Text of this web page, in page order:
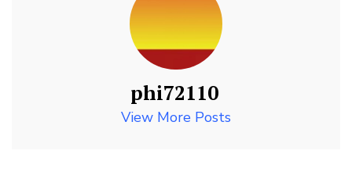
phi72110
View More Posts